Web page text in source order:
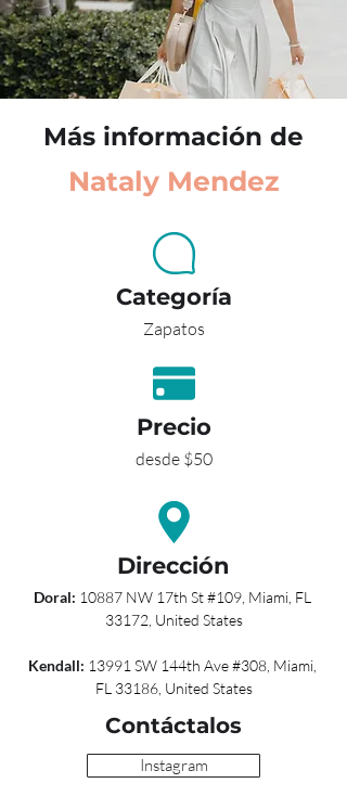
Más información de
Nataly Mendez
Categoría
Zapatos
Precio
desde $50
Dirección
Doral: 10887 NW 17th St #109, Miami, FL
33172, United States
Kendall: 13991 SW 144th Ave #308, Miami,
FL 33186, United States
Contáctalos
Instagram